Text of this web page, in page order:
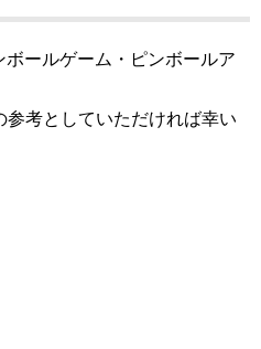
ールゲーム・ピンボールア
考としていただければ幸い